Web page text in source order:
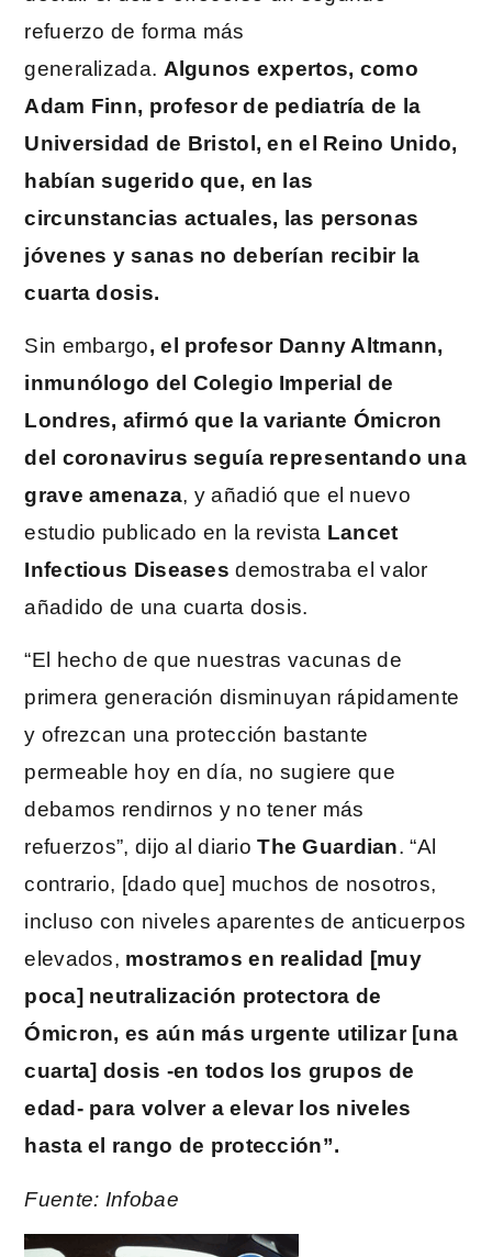
refuerzo de forma más
generalizada. Algunos expertos, como
Adam Finn, profesor de pediatría de la
Universidad de Bristol, en el Reino Unido,
habían sugerido que, en las
circunstancias actuales, las personas
jóvenes y sanas no deberían recibir la
cuarta dosis.
Sin embargo, el profesor Danny Altmann,
inmunólogo del Colegio Imperial de
Londres, afirmó que la variante Ómicron
del coronavirus seguía representando una
grave amenaza, y añadió que el nuevo
estudio publicado en la revista Lancet
Infectious Diseases demostraba el valor
añadido de una cuarta dosis.
“El hecho de que nuestras vacunas de
primera generación disminuyan rápidamente
y ofrezcan una protección bastante
permeable hoy en día, no sugiere que
debamos rendirnos y no tener más
refuerzos”, dijo al diarioThe Guardian. “Al
contrario, [dado que] muchos de nosotros,
incluso con niveles aparentes de anticuerpos
elevados, mostramos en realidad [muy
poca] neutralización protectora de
Ómicron, es aún más urgente utilizar [una
cuarta] dosis -en todos los grupos de
edad- para volver a elevar los niveles
hasta el rango de protección”.
Fuente: Infobae